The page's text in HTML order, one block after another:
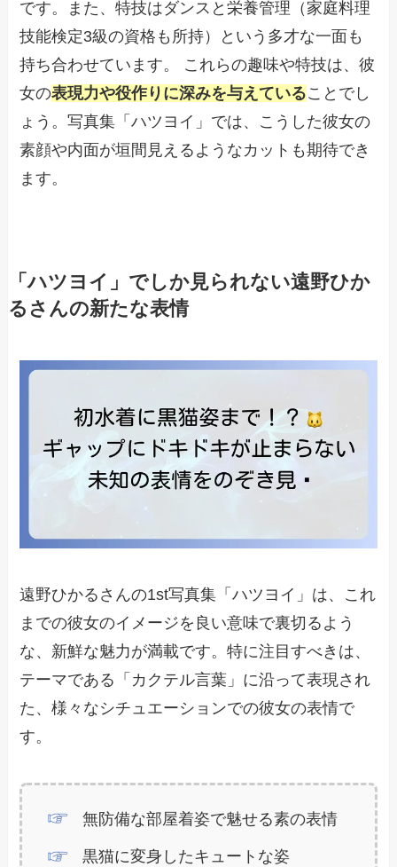
です。また、特技はダンスと栄養管理（家庭料理
技能検定3級の資格も所持）という多才な一面も
持ち合わせています。 これらの趣味や特技は、彼
女の表現力や役作りに深みを与えていることでし
ょう。写真集「ハツヨイ」では、こうした彼女の
素顔や内面が垣間見えるようなカットも期待でき
ます。
「ハツヨイ」でしか見られない遠野ひか
るさんの新たな表情
遠野ひかるさんの1st写真集「ハツヨイ」は、これ
までの彼女のイメージを良い意味で裏切るよう
な、新鮮な魅力が満載です。特に注目すべきは、
テーマである「カクテル言葉」に沿って表現され
た、様々なシチュエーションでの彼女の表情で
す。
無防備な部屋着姿で魅せる素の表情
黒猫に変身したキュートな姿